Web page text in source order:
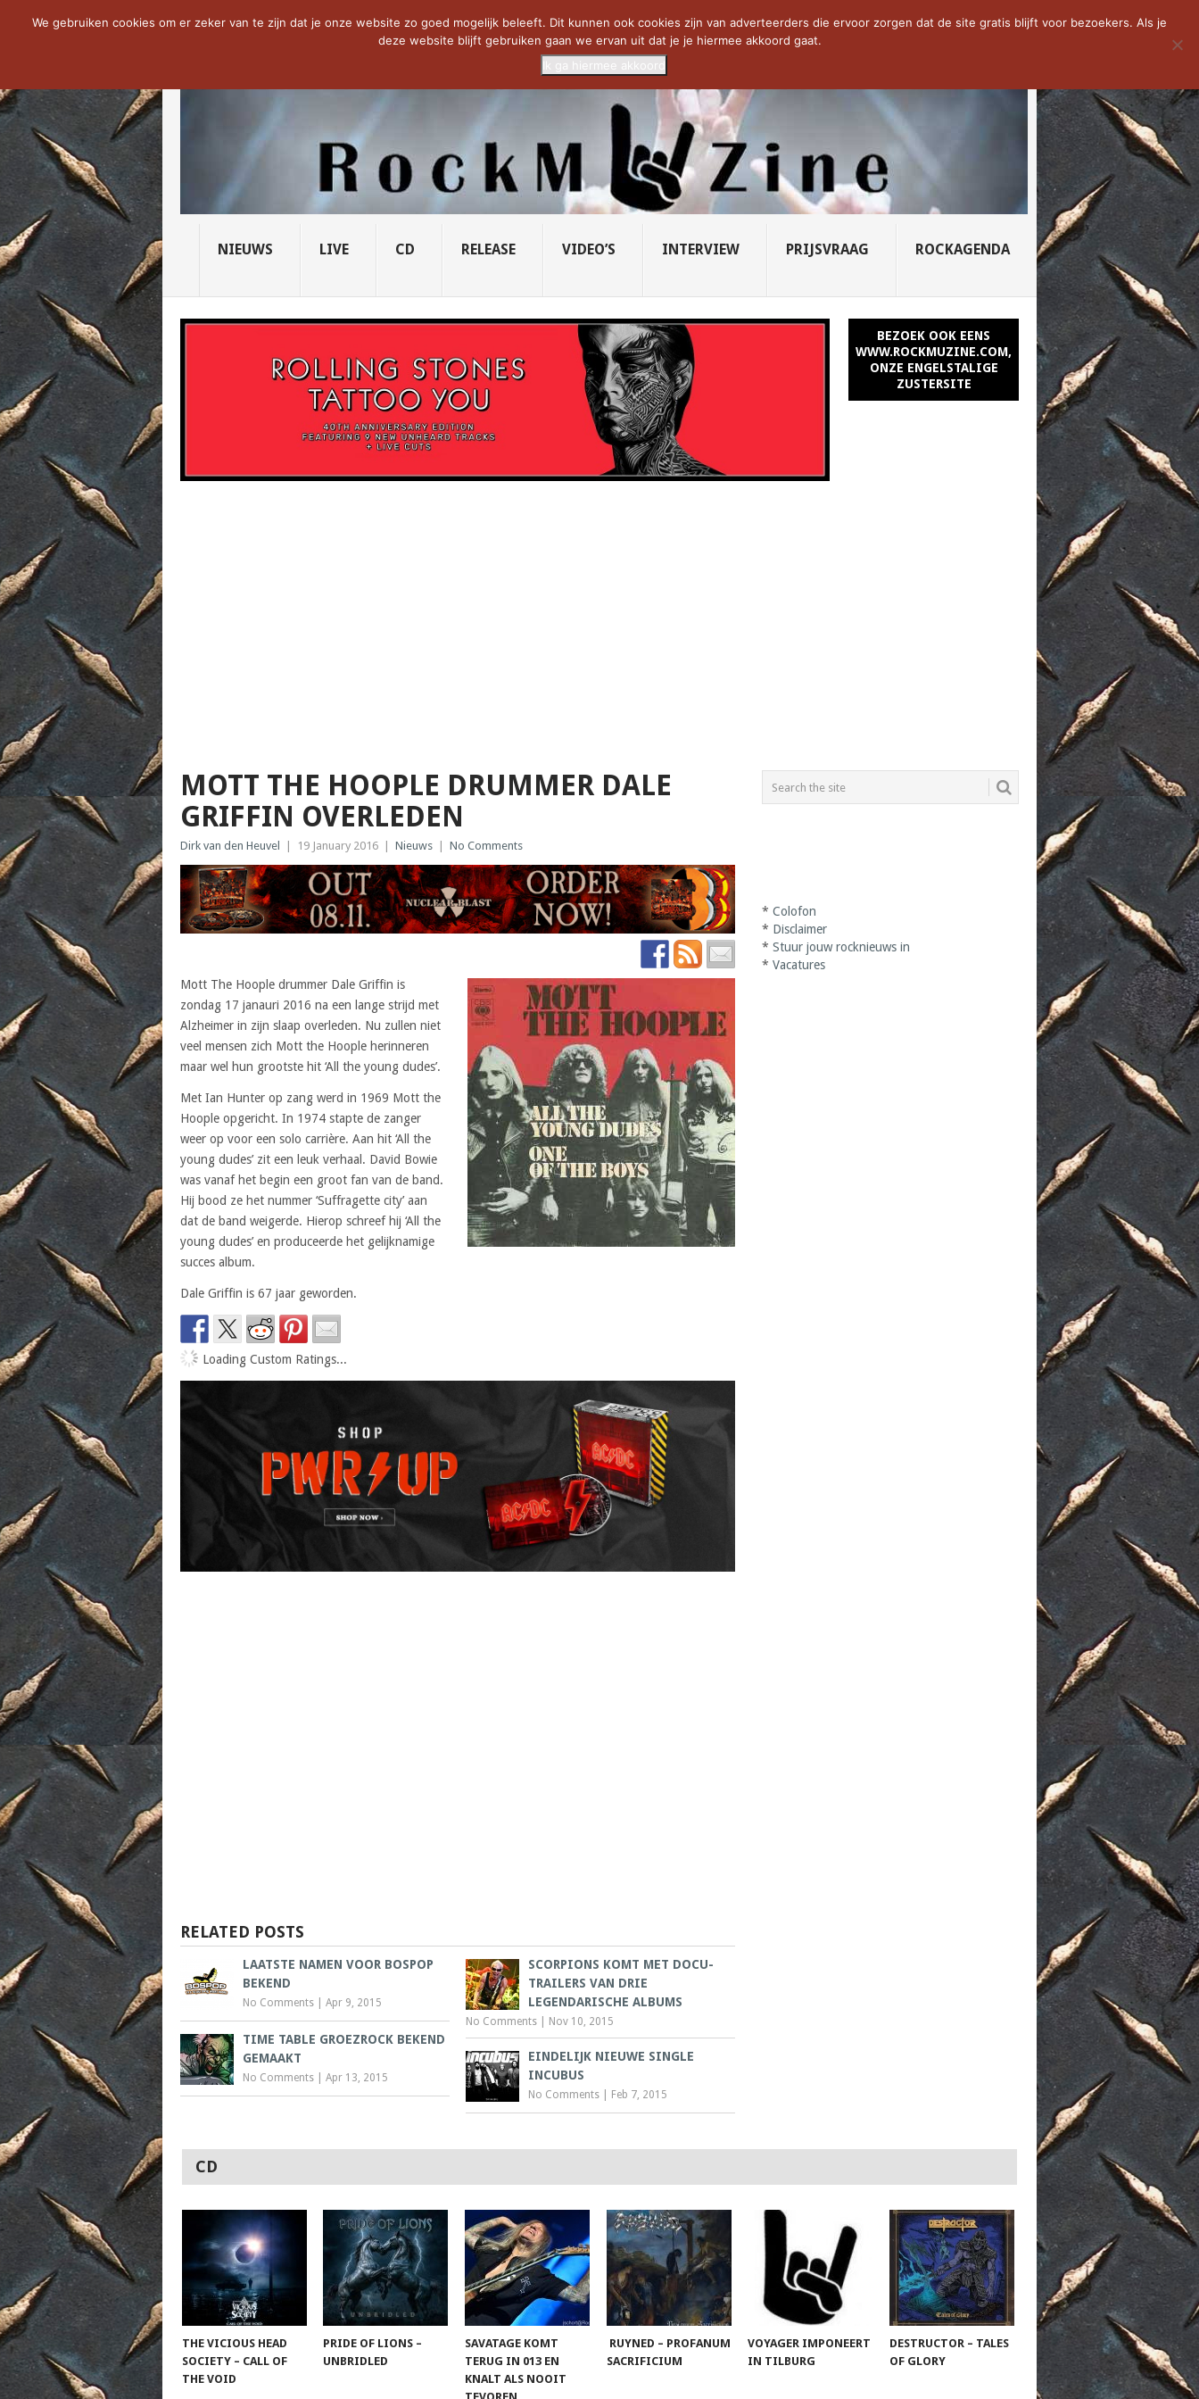
NOW TRENDING: THE VICIOUS HEAD SOCIETY... PRIDE OF LIONS – U... SAVATAGE KOMT TERUG IN 0... CD VAN DE WEEK: SLEEPING...
NIEUWS LIVE CD RELEASE VIDEO’S INTERVIEW PRIJSVRAAG ROCKAGENDA
BEZOEK OOK EENS
WWW.ROCKMUZINE.COM,
ONZE ENGELSTALIGE
ZUSTERSITE
MOTT THE HOOPLE DRUMMER DALE
GRIFFIN OVERLEDEN
Dirk van den Heuvel 19 January 2016 Nieuws No Comments
Mott The Hoople drummer Dale Griffin is
zondag 17 janauri 2016 na een lange strijd met
Alzheimer in zijn slaap overleden. Nu zullen niet
veel mensen zich Mott the Hoople herinneren
maar wel hun grootste hit ‘All the young dudes’.
Met Ian Hunter op zang werd in 1969 Mott the
Hoople opgericht. In 1974 stapte de zanger
weer op voor een solo carrière. Aan hit ‘All the
young dudes’ zit een leuk verhaal. David Bowie
was vanaf het begin een groot fan van de band.
Hij bood ze het nummer ‘Suffragette city’ aan
dat de band weigerde. Hierop schreef hij ‘All the
young dudes’ en produceerde het gelijknamige
succes album.
Dale Griffin is 67 jaar geworden.
Loading Custom Ratings...
RELATED POSTS
LAATSTE NAMEN VOOR BOSPOP
BEKEND
No Comments Apr 9, 2015
SCORPIONS KOMT MET DOCU-
TRAILERS VAN DRIE
LEGENDARISCHE ALBUMS
No Comments Nov 10, 2015
TIME TABLE GROEZROCK BEKEND
GEMAAKT
No Comments Apr 13, 2015
EINDELIJK NIEUWE SINGLE
INCUBUS
No Comments Feb 7, 2015
*Colofon
* Disclaimer
*Stuur jouw rocknieuws in
*Vacatures
CD
THE VICIOUS HEAD
SOCIETY – CALL OF
THE VOID
PRIDE OF LIONS –
UNBRIDLED
SAVATAGE KOMT
TERUG IN 013 EN
KNALT ALS NOOIT
RUYNED – PROFANUM
SACRIFICIUM
VOYAGER IMPONEERT
IN TILBURG
DESTRUCTOR – TALES
OF GLORY
We gebruiken cookies om er zeker van te zijn dat je onze website zo goed mogelijk beleeft. Dit kunnen ook cookies zijn van adverteerders die ervoor zorgen dat de site gratis blijft voor bezoekers. Als je
deze website blijft gebruiken gaan we ervan uit dat je je hiermee akkoord gaat.
Ik ga hiermee akkoord